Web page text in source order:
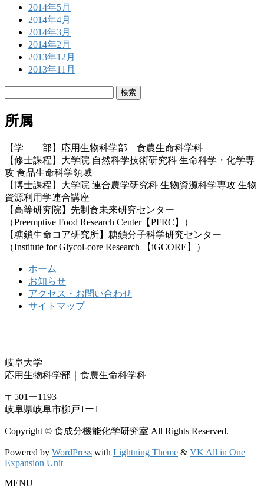
2014年5月
2014年4月
2014年3月
2014年2月
2013年12月
2013年11月
所属
【学 部】応用生物科学部 食農生命科学科
【修士課程】大学院 自然科学技術研究科 生命科学・化学専
攻 食品生命科学領域
【博士課程】大学院 連合農学研究科 生物資源科学専攻 生物
資源利用学連合講座
【高等研究院】先制食未来研究センター
（Preemptive Food Research Center【PFRC】）
【糖鎖生命コア研究所】糖鎖分子科学研究センター
（Institute for Glycol-core Research 【iGCORE】）
ホーム
お知らせ
アクセス・お問い合わせ
サイトマップ
岐阜大学
応用生物科学部｜食農生命科学科
〒501ー1193
岐阜県岐阜市柳戸1ー1
Copyright © 食成分機能化学研究室 All Rights Reserved.
Powered by WordPress with Lightning Theme & VK All in One
Expansion Unit
MENU